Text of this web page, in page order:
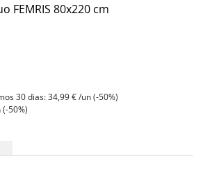
FEMRIS 80x220 cm
30 dias: 34,99 € /un (-50%)
50%)